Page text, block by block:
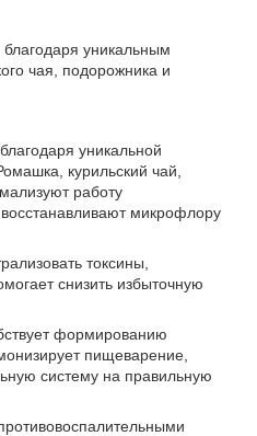
уникальным
чая, подорожника и
уникальной
курильский чай,
работу
микрофлору
токсины,
снизить избыточную
формированию
пищеварение,
систему на правильную